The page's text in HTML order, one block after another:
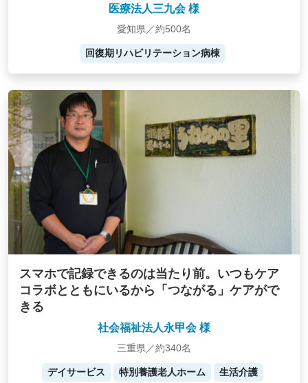
医療法人三九会 様
愛知県／約500名
回復期リハビリテーション病棟
スマホで記録できるのは当たり前。いつもケア
コラボとともにいるから「つながる」ケアがで
きる
社会福祉法人永甲会 様
三重県／約340名
デイサービス 特別養護老人ホーム
生活介護